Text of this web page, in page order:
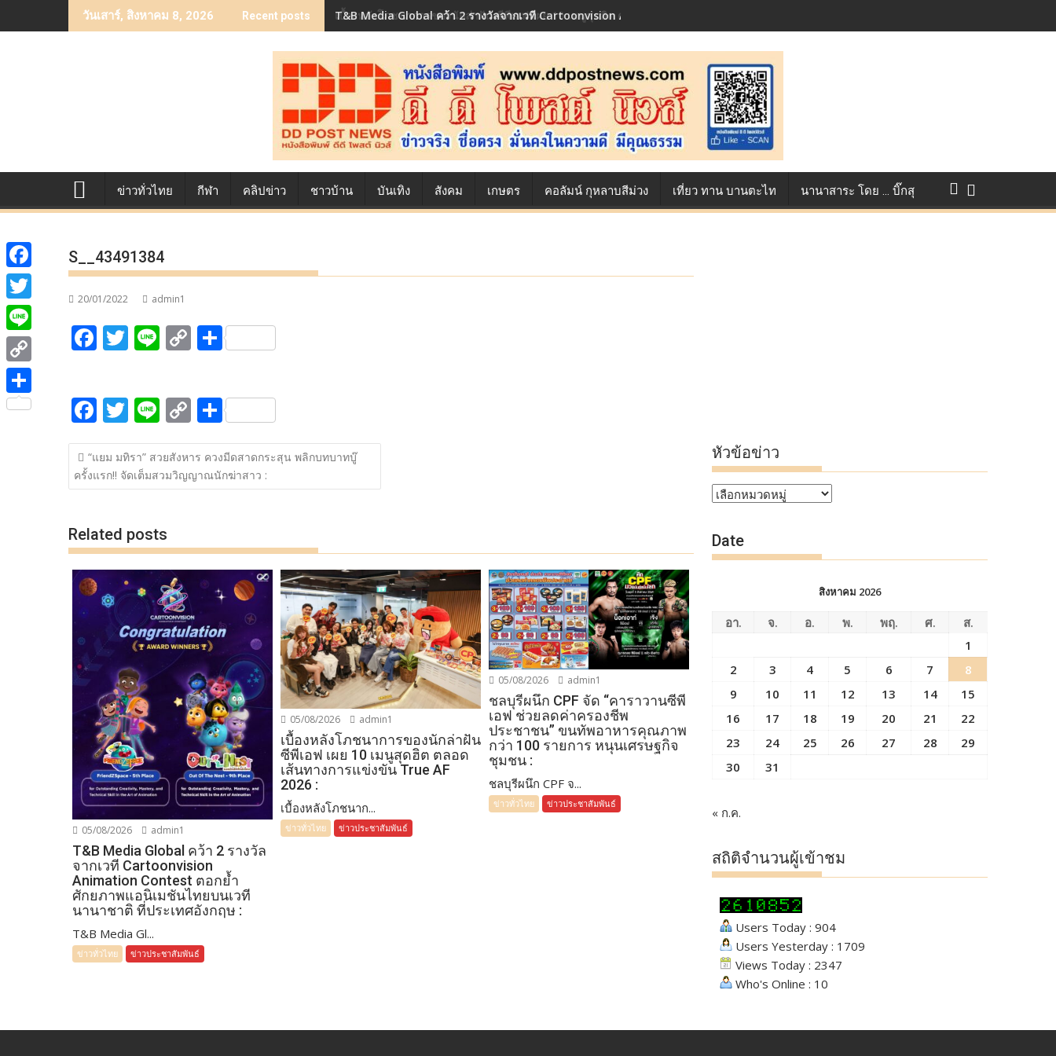
to
วันเสาร์, สิงหาคม 8, 2026 Recent posts T&B Media Global คว้า 2 รางวัลจากเวที Cartoonvision Animation Contest ตอกย้ำศักยภาพแอนิเมชันไทยบนเวทีนานาชาติ ที่ประเทศอังกฤษ :
เบื้องหลังโภชนาการของนักล่าฝัน ซีพีเอฟ เผย 10 เมนูสุดฮิต ตลอดเส้นทางการแข่งขัน True AF 2026 :
ข่าวทั่วไทย กีฬา คลิปข่าว ชาวบ้าน บันเทิง สังคม เกษตร คอลัมน์ กุหลาบสีม่วง เที่ยว ทาน บานตะไท นานาสาระ โดย … บิ๊กสุ
S__43491384
20/01/2022 admin1
F
ac
b
o
o
k
T
w
er
Li
n
C
o
y
Li
n
k
S
h
e
F
ac
e
b
o
k
T
w
itt
er
Li
n
e
C
o
p
y
k
S
h
ar
e
แนะแนว
เรื่อง
“แยม มทิรา” สวยสังหาร ควงมีดสาดกระสุน พลิกบทบาทบู๊
ครั้งแรก!! จัดเต็มสวมวิญญาณนักฆ่าสาว :
Related posts
05/08/2026 admin1
T&B Media Global คว้า 2 รางวัล
จากเวที Cartoonvision
Animation Contest ตอกย้ำ
ศักยภาพแอนิเมชันไทยบนเวที
นานาชาติ ที่ประเทศอังกฤษ :
T&B Media Gl...
ข่าวทั่วไทย ข่าวประชาสัมพันธ์
05/08/2026 admin1
เบื้องหลังโภชนาการของนักล่าฝัน
ซีพีเอฟ เผย 10 เมนูสุดฮิต ตลอด
เส้นทางการแข่งขัน True AF
2026 :
เบื้องหลังโภชนาก...
ข่าวทั่วไทย ข่าวประชาสัมพันธ์
05/08/2026 admin1
ชลบุรีผนึก CPF จัด “คาราวานซีพี
เอฟ ช่วยลดค่าครองชีพ
ประชาชน” ขนทัพอาหารคุณภาพ
กว่า 100 รายการ หนุนเศรษฐกิจ
ชุมชน :
ชลบุรีผนึก CPF จ...
ข่าวทั่วไทย ข่าวประชาสัมพันธ์
หัวข้อข่าว
หัวข้อ
Date
สิงหาคม 2026
อา. จ. อ. พ. พฤ. ศ.
ส.
1
2
3 4 5 6 7
8
9
10 11 12 13 14
15
16
17 18 19 20 21
22
23
24 25 26 27 28
29
30
31
« ก.ค.
สถิติจำนวนผู้เข้าชม
Users Today : 904
Users Yesterday : 1709
Views Today : 2347
Who's Online : 10
F
a
c
e
b
o
T
w
i
t
t
L
i
n
C
o
S